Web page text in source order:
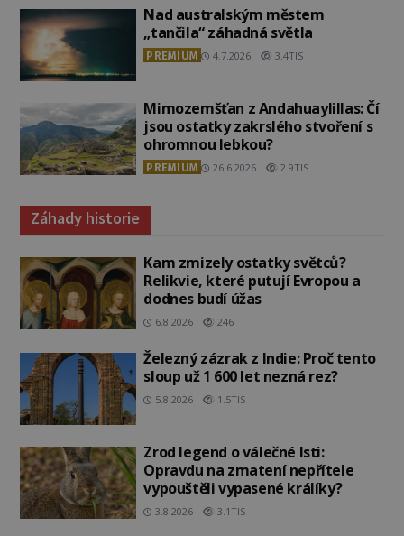
Nad australským městem
„tančila“ záhadná světla
PREMIUM 4.7.2026 3.4TIS
Mimozemšťan z Andahuaylillas: Čí
jsou ostatky zakrslého stvoření s
ohromnou lebkou?
PREMIUM 26.6.2026 2.9TIS
Záhady historie
Kam zmizely ostatky světců?
Relikvie, které putují Evropou a
dodnes budí úžas
6.8.2026 246
Železný zázrak z Indie: Proč tento
sloup už 1 600 let nezná rez?
5.8.2026 1.5TIS
Zrod legend o válečné lsti:
Opravdu na zmatení nepřítele
vypouštěli vypasené králíky?
3.8.2026 3.1TIS